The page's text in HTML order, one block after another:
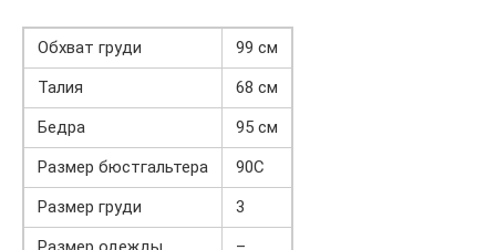
Обхват груди
99 см
Талия
68 см
Бедра
95 см
Размер бюстгальтера
90С
Размер груди
3